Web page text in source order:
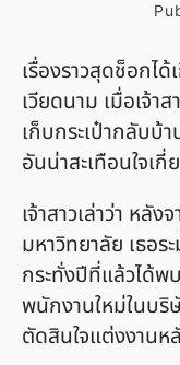
เรื่องราวสุดช็อกไ
เวียดนาม เมื่อเจ้า
เก็บกระเป๋ากลับ
อันน่าสะเทือนใจเ
เจ้าสาวเล่าว่า หลั
มหาวิทยาลัย เธอร
กระทั่งปีที่แล้วได้
พนักงานใหม่ในบ
ตัดสินใจแต่งงาน